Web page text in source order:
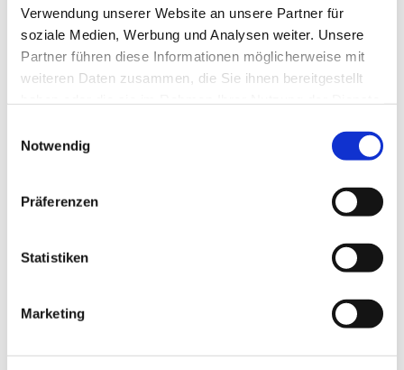
Verwendung unserer Website an unsere Partner für
soziale Medien, Werbung und Analysen weiter. Unsere
Partner führen diese Informationen möglicherweise mit
weiteren Daten zusammen, die Sie ihnen bereitgestellt
Notwendig
Präferenzen
Statistiken
Marketing